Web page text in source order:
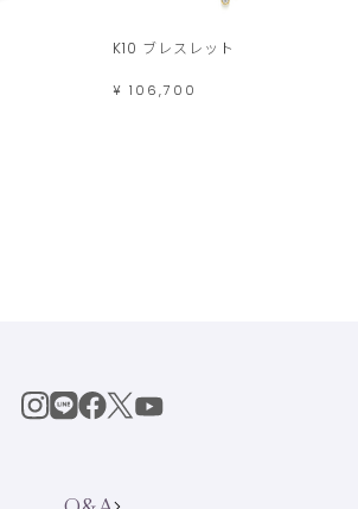
K10 ブレスレット
¥ 106,700